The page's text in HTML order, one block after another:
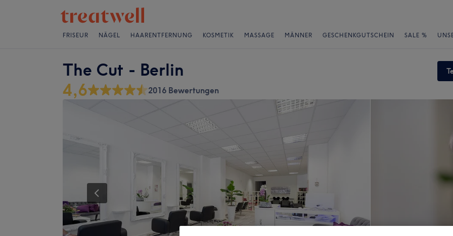
FRISEUR NÄGEL HAARENTFERNUNG KOSMETIK MASSAGE MÄNNER GESCHENKGUTSCHEIN SALE %
The Cut - Berlin
4,6 2016 Bewertungen